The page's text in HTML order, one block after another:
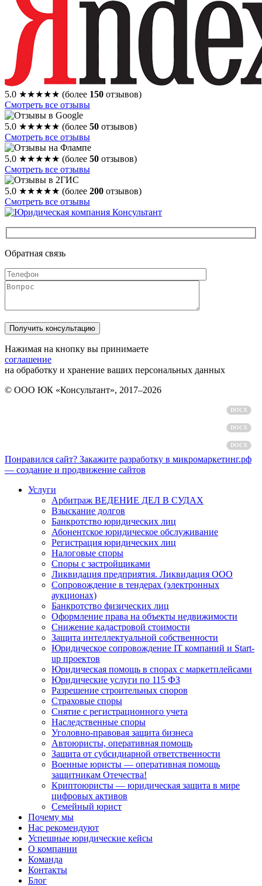
5.0 ★★★★★ (более 150 отзывов)
Смотреть все отзывы
5.0 ★★★★★ (более 50 отзывов)
Смотреть все отзывы
5.0 ★★★★★ (более 50 отзывов)
Смотреть все отзывы
5.0 ★★★★★ (более 200 отзывов)
Смотреть все отзывы
Обратная связь
Нажимая на кнопку вы принимаете
соглашение
на обработку и хранение ваших персональных данных
© ООО ЮК «Консультант», 2017–2026
DOCX
DOCX
DOCX
Понравился сайт? Закажите разработку в микромаркетинг.рф
— создание и продвижение сайтов
Услуги
Арбитраж ВЕДЕНИЕ ДЕЛ В СУДАХ
Взыскание долгов
Банкротство юридических лиц
Абонентское юридическое обслуживание
Регистрация юридических лиц
Налоговые споры
Споры с застройщиками
Ликвидация предприятия. Ликвидация ООО
Сопровождение в тендерах (электронных
аукционах)
Банкротство физических лиц
Оформление права на объекты недвижимости
Снижение кадастровой стоимости
Защита интеллектуальной собственности
Юридическое сопровождение IT компаний и Start-
up проектов
Юридическая помощь в спорах с маркетплейсами
Юридические услуги по 115 ФЗ
Разрешение строительных споров
Страховые споры
Снятие с регистрационного учета
Наследственные споры
Уголовно-правовая защита бизнеса
Автоюристы, оперативная помощь
Защита от субсидиарной ответственности
Военные юристы — оперативная помощь
защитникам Отечества!
Криптоюристы — юридическая защита в мире
цифровых активов
Семейный юрист
Почему мы
Нас рекомендуют
Успешные юридические кейсы
О компании
Команда
Контакты
Блог